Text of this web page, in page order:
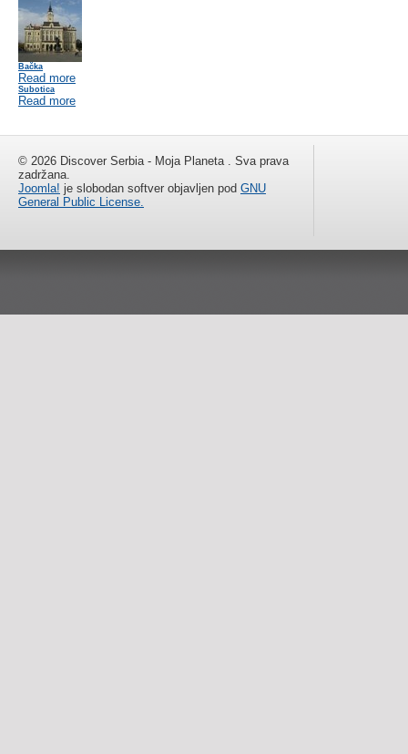
Bačka
Read more
Subotica
Read more
© 2026 Discover Serbia - Moja Planeta . Sva prava
zadržana.
Joomla! je slobodan softver objavljen pod GNU
General Public License.